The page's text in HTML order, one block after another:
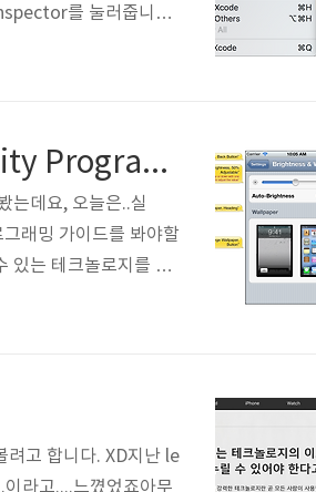
를 눌러줍니다.
기를 눌러주세요. 해
iOS ) Accessibility(접근성) - Accessibility Programming Guide for iOS (1)
는데요, 오늘은..실
래밍 가이드를 봐야할
있는 테크놀로지를 의
리고 접근성에 관심
려고 합니다. XD지난 le
라고....느꼈었죠아무